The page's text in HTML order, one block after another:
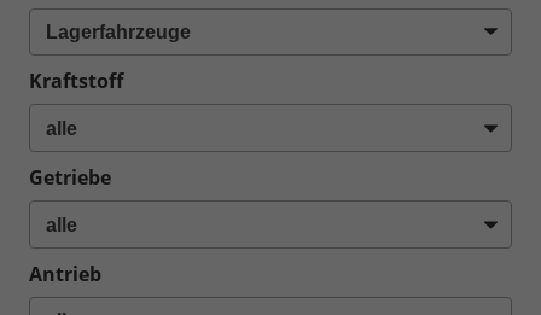
Kraftstoff
Getriebe
Antrieb